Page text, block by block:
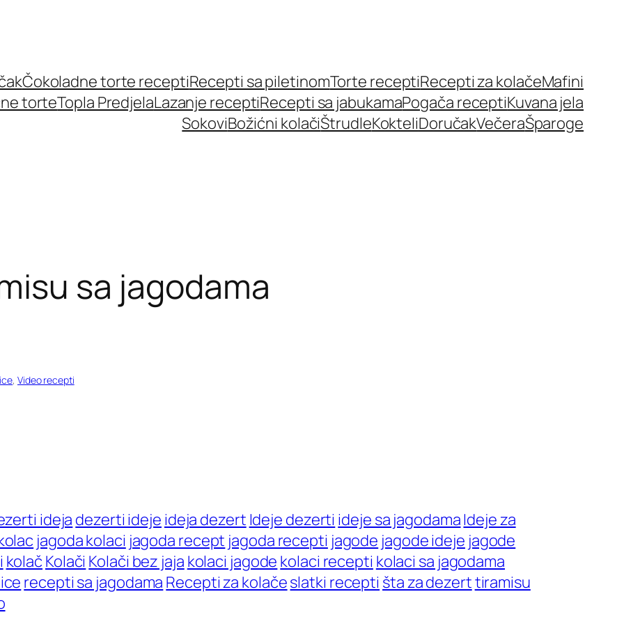
Čokoladne torte receptiRecepti sa piletinomTorte receptiRecepti za kolačeMafini
torteTopla PredjelaLazanje receptiRecepti sa jabukamaPogača receptiKuvana jela
SokoviBožićni kolačiŠtrudleKokteliDoručakVečeraŠparoge
sa jagodama
, Video recepti
idejadezerti ideje ideja dezert Ideje dezerti ideje sa jagodamaIdeje za
jagoda kolaci jagoda recept jagoda recepti jagode jagode ideje jagode
kolač Kolači Kolači bez jaja kolaci jagode kolaci recepti kolaci sa jagodama
recepti sa jagodama Recepti za kolačeslatki recepti šta za dezerttiramisu